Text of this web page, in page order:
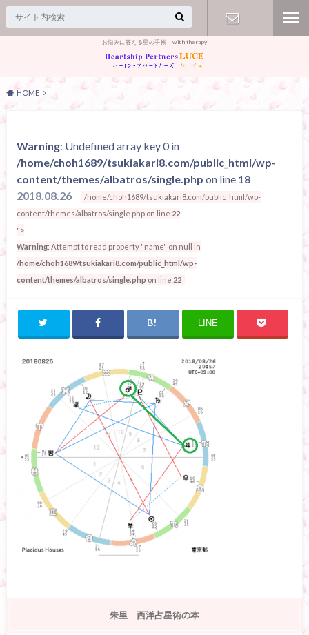
お悩みに答える星の手帳 with therapy
せ】
HOME
Warning: Undefined array key 0 in
/home/choh1689/tsukiakari8.com/public_html/wp-
content/themes/albatros/single.php on line 18
2018.08.26
/home/choh1689/tsukiakari8.com/public_html/wp-
content/themes/albatros/single.php on line 22
">
Warning: Attempt to read property "name" on null in
/home/choh1689/tsukiakari8.com/public_html/wp-
content/themes/albatros/single.php on line 22
LINE
朱里 西洋占星術の本